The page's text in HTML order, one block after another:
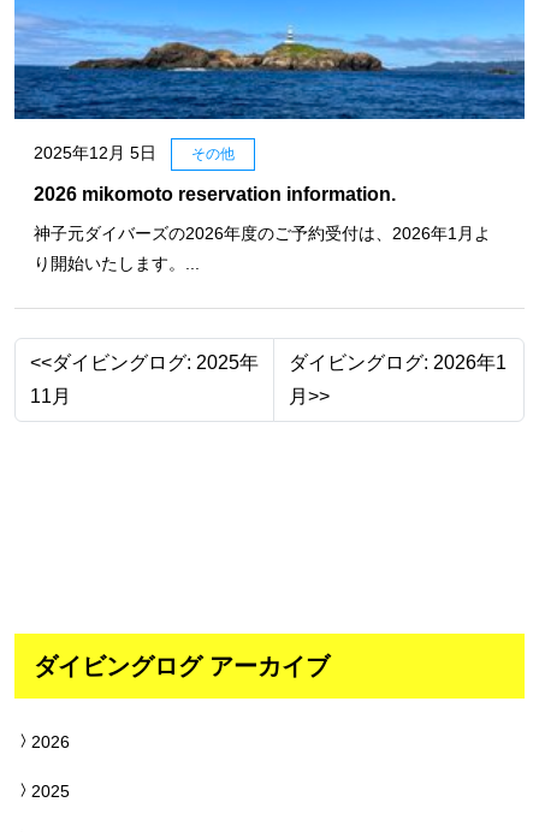
2025年12月 5日 その他
2026 mikomoto reservation information.
神子元ダイバーズの2026年度のご予約受付は、2026年1月よ
り開始いたします。...
<<ダイビングログ: 2025年
11月
ダイビングログ: 2026年1
月>>
ダイビングログ アーカイブ
2026
2025